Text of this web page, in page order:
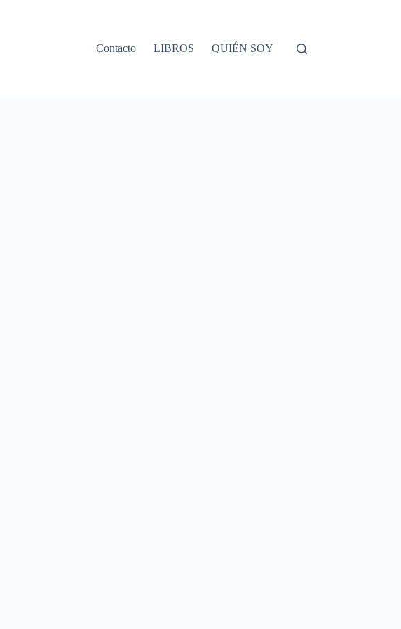
Contacto LIBROS QUIÉN SOY